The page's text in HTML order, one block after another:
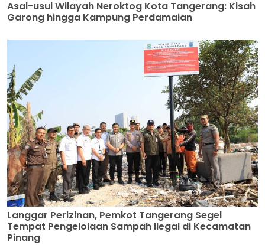
Asal-usul Wilayah Neroktog Kota Tangerang: Kisah
Garong hingga Kampung Perdamaian
Langgar Perizinan, Pemkot Tangerang Segel
Tempat Pengelolaan Sampah Ilegal di Kecamatan
Pinang